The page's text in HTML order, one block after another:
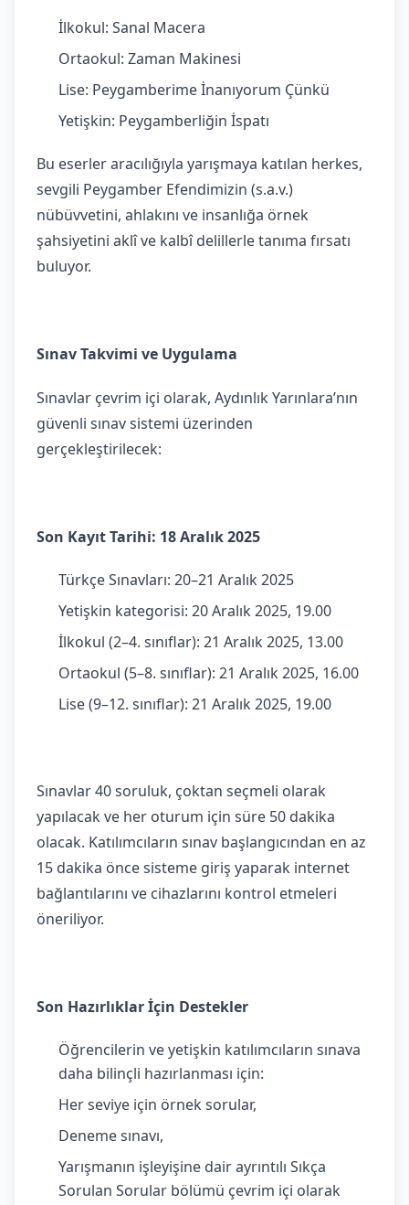
İlkokul: Sanal Macera
Ortaokul: Zaman Makinesi
Lise: Peygamberime İnanıyorum Çünkü
Yetişkin: Peygamberliğin İspatı
Bu eserler aracılığıyla yarışmaya katılan herkes,
sevgili Peygamber Efendimizin (s.a.v.)
nübüvvetini, ahlakını ve insanlığa örnek
şahsiyetini aklî ve kalbî delillerle tanıma fırsatı
buluyor.
Sınav Takvimi ve Uygulama
Sınavlar çevrim içi olarak, Aydınlık Yarınlara’nın
güvenli sınav sistemi üzerinden
gerçekleştirilecek:
Son Kayıt Tarihi: 18 Aralık 2025
Türkçe Sınavları: 20–21 Aralık 2025
Yetişkin kategorisi: 20 Aralık 2025, 19.00
İlkokul (2–4. sınıflar): 21 Aralık 2025, 13.00
Ortaokul (5–8. sınıflar): 21 Aralık 2025, 16.00
Lise (9–12. sınıflar): 21 Aralık 2025, 19.00
Sınavlar 40 soruluk, çoktan seçmeli olarak
yapılacak ve her oturum için süre 50 dakika
olacak. Katılımcıların sınav başlangıcından en az
15 dakika önce sisteme giriş yaparak internet
bağlantılarını ve cihazlarını kontrol etmeleri
öneriliyor.
Son Hazırlıklar İçin Destekler
Öğrencilerin ve yetişkin katılımcıların sınava
daha bilinçli hazırlanması için:
Her seviye için örnek sorular,
Deneme sınavı,
Yarışmanın işleyişine dair ayrıntılı Sıkça
Sorulan Sorular bölümü çevrim içi olarak